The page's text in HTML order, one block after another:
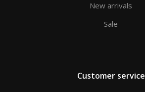
New arrivals
Sale
Customer service